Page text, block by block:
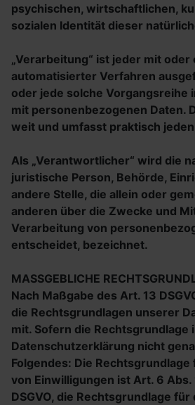
psychischen, wirtschaftlichen,
sozialen Identität dieser
„Verarbeitung“ ist jeder mit oder
automatisierter Verfahren
oder jede solche Vorgangsreihe
mit personenbezogenen Daten.
weit und umfasst praktisch
Als „Verantwortlicher“ wird die
juristische Person, Behörde,
andere Stelle, die allein oder
anderen über die Zwecke und
Verarbeitung von
entscheidet, bezeichnet.
MASSGEBLICHE
Nach Maßgabe des Art. 13
die Rechtsgrundlagen unserer
mit. Sofern die Rechtsgrundlage
Datenschutzerklärung nicht
Folgendes: Die Rechtsgrundlage
von Einwilligungen ist Art. 6 Abs.
DSGVO, die Rechtsgrundlage